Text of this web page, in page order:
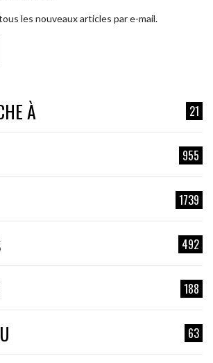
les nouveaux articles par e-mail.
À 21
955
1739
492
188
63